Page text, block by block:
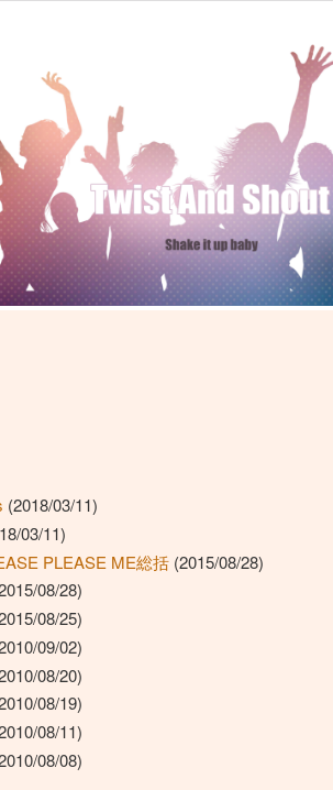
(2018/03/11)
03/11)
PLEASE ME総括(2015/08/28)
08/28)
08/25)
09/02)
08/20)
08/19)
08/11)
08/08)